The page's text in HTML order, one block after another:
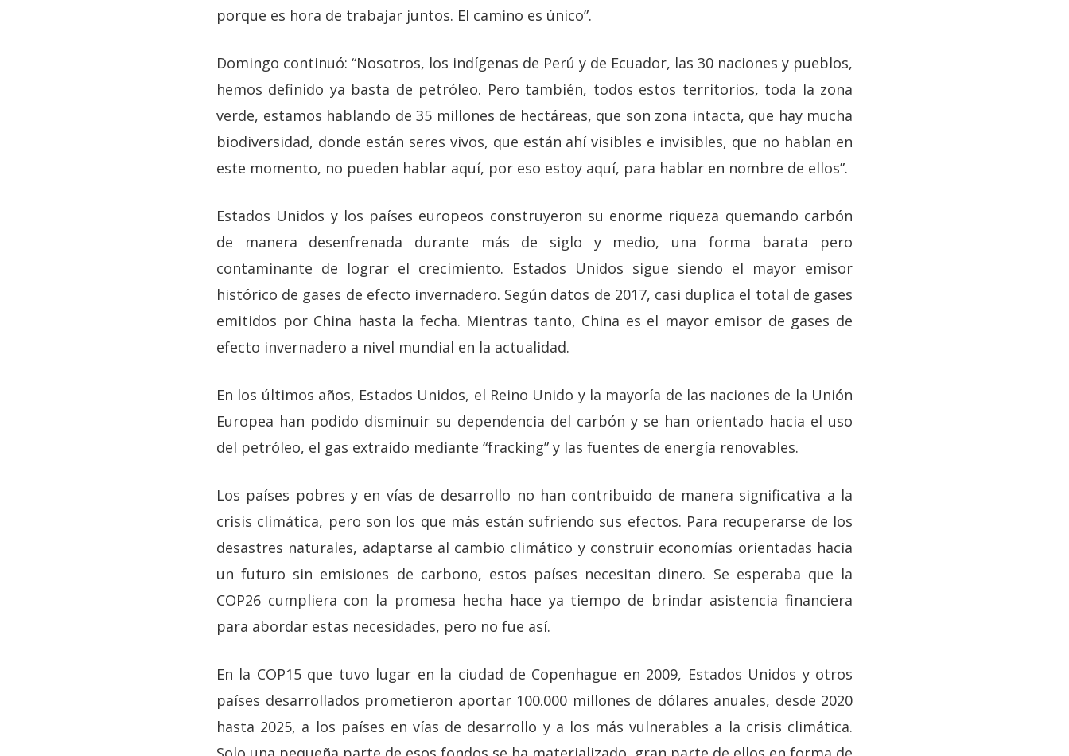
porque es hora de trabajar juntos. El camino es único”.
Domingo continuó: “Nosotros, los indígenas de Perú y de Ecuador, las 30 naciones y pueblos,
hemos definido ya basta de petróleo. Pero también, todos estos territorios, toda la zona
verde, estamos hablando de 35 millones de hectáreas, que son zona intacta, que hay mucha
biodiversidad, donde están seres vivos, que están ahí visibles e invisibles, que no hablan en
este momento, no pueden hablar aquí, por eso estoy aquí, para hablar en nombre de ellos”.
Estados Unidos y los países europeos construyeron su enorme riqueza quemando carbón
de manera desenfrenada durante más de siglo y medio, una forma barata pero
contaminante de lograr el crecimiento. Estados Unidos sigue siendo el mayor emisor
histórico de gases de efecto invernadero. Según datos de 2017, casi duplica el total de gases
emitidos por China hasta la fecha. Mientras tanto, China es el mayor emisor de gases de
efecto invernadero a nivel mundial en la actualidad.
En los últimos años, Estados Unidos, el Reino Unido y la mayoría de las naciones de la Unión
Europea han podido disminuir su dependencia del carbón y se han orientado hacia el uso
del petróleo, el gas extraído mediante “fracking” y las fuentes de energía renovables.
Los países pobres y en vías de desarrollo no han contribuido de manera significativa a la
crisis climática, pero son los que más están sufriendo sus efectos. Para recuperarse de los
desastres naturales, adaptarse al cambio climático y construir economías orientadas hacia
un futuro sin emisiones de carbono, estos países necesitan dinero. Se esperaba que la
COP26 cumpliera con la promesa hecha hace ya tiempo de brindar asistencia financiera
para abordar estas necesidades, pero no fue así.
En la COP15 que tuvo lugar en la ciudad de Copenhague en 2009, Estados Unidos y otros
países desarrollados prometieron aportar 100.000 millones de dólares anuales, desde 2020
hasta 2025, a los países en vías de desarrollo y a los más vulnerables a la crisis climática.